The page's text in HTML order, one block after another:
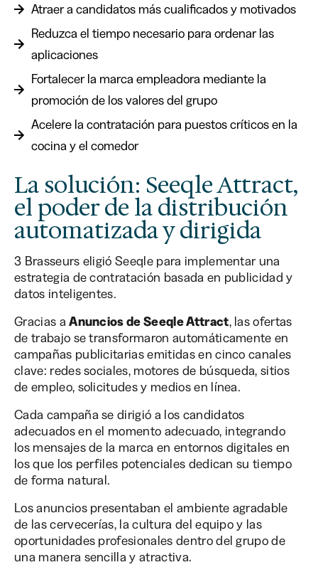
Atraer a candidatos más cualificados y motivados
Reduzca el tiempo necesario para ordenar las
aplicaciones
Fortalecer la marca empleadora mediante la
promoción de los valores del grupo
Acelere la contratación para puestos críticos en la
cocina y el comedor
La solución: Seeqle Attract,
el poder de la distribución
automatizada y dirigida
3 Brasseurs eligió Seeqle para implementar una
estrategia de contratación basada en publicidad y
datos inteligentes.
Gracias aAnuncios de Seeqle Attract, las ofertas
de trabajo se transformaron automáticamente en
campañas publicitarias emitidas en cinco canales
clave: redes sociales, motores de búsqueda, sitios
de empleo, solicitudes y medios en línea.
Cada campaña se dirigió a los candidatos
adecuados en el momento adecuado, integrando
los mensajes de la marca en entornos digitales en
los que los perfiles potenciales dedican su tiempo
de forma natural.
Los anuncios presentaban el ambiente agradable
de las cervecerías, la cultura del equipo y las
oportunidades profesionales dentro del grupo de
una manera sencilla y atractiva.